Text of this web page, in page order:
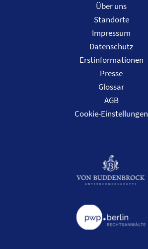
Über uns
Standorte
Impressum
Datenschutz
Erstinformationen
Presse
Glossar
AGB
Cookie-Einstellungen